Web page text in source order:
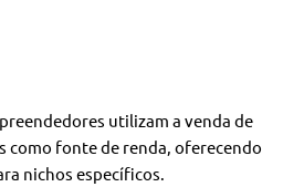
utilizam a venda de
como fonte de renda, oferecendo
nichos específicos.